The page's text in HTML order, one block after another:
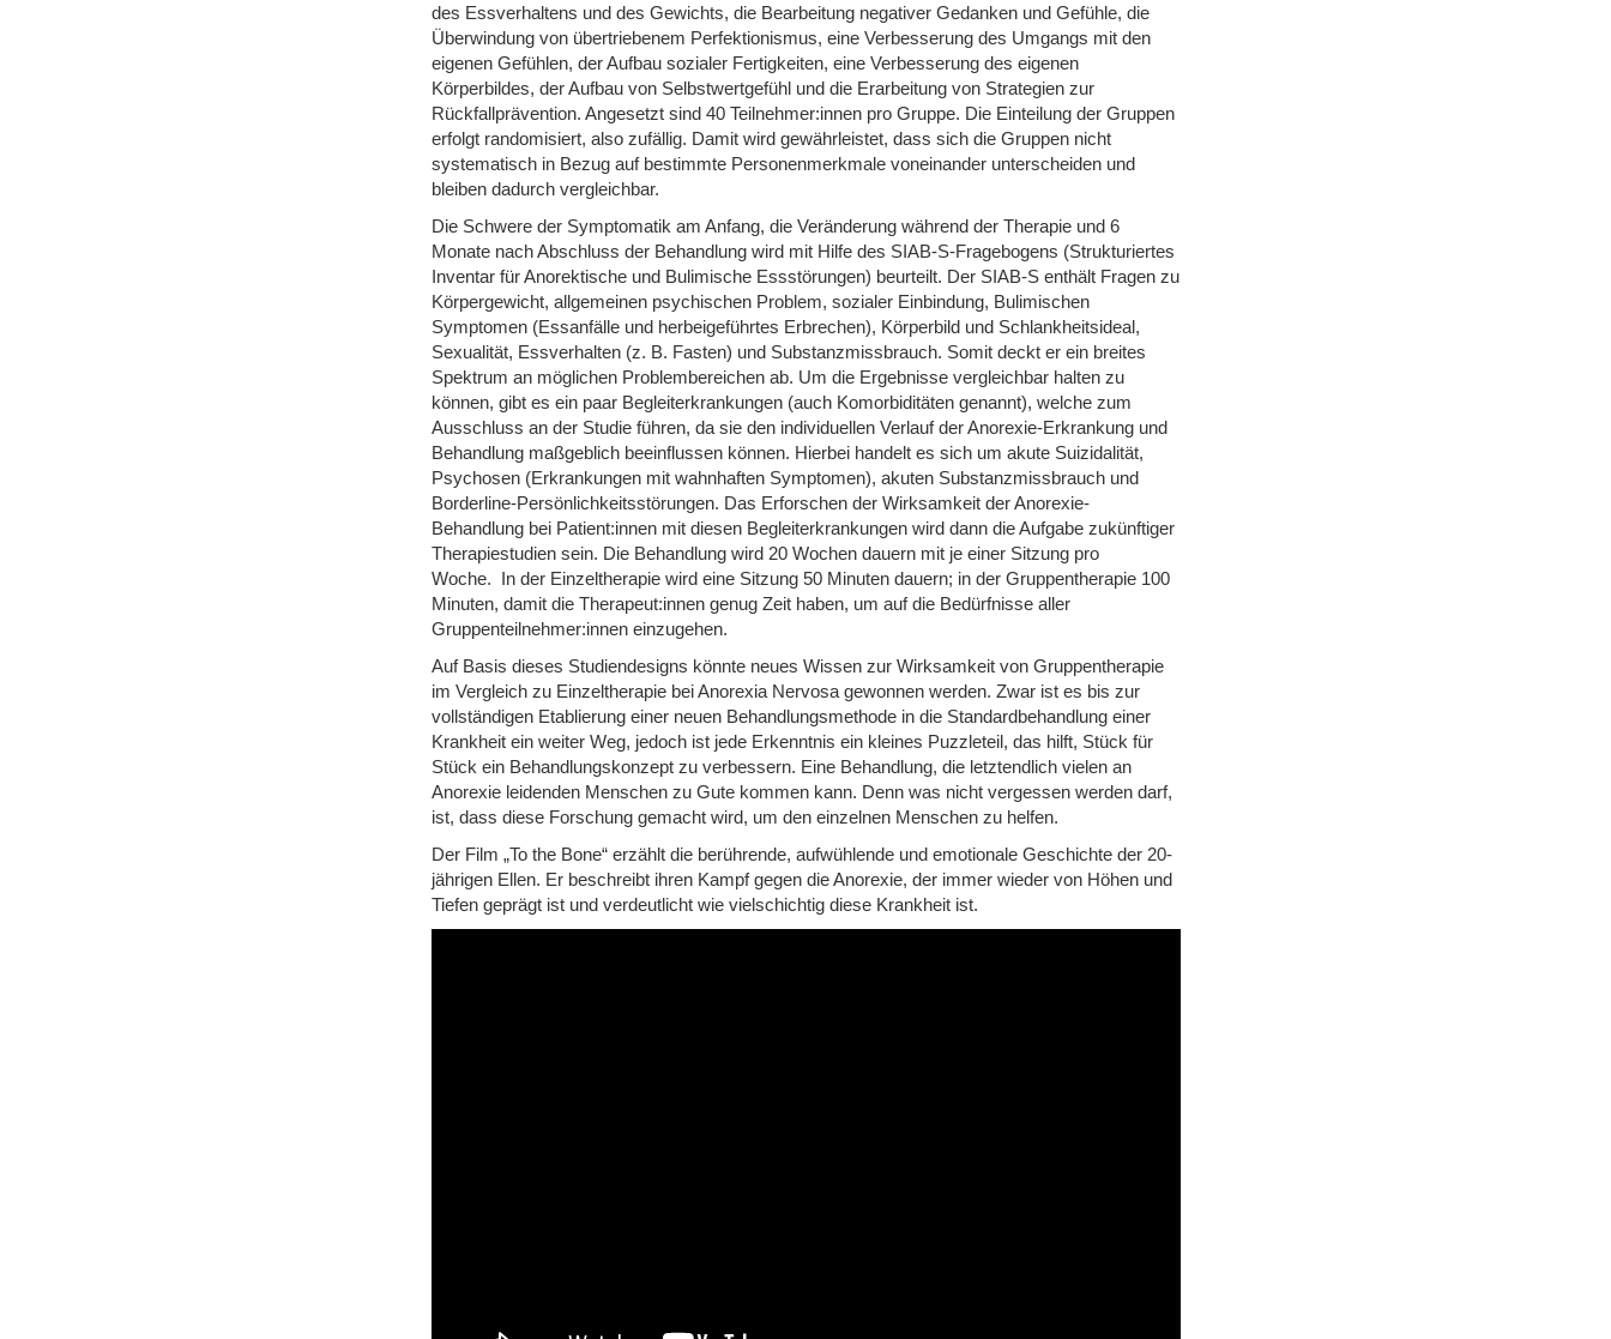
des Essverhaltens und des Gewichts, die Bearbeitung negativer Gedanken und Gefühle, die
Überwindung von übertriebenem Perfektionismus, eine Verbesserung des Umgangs mit den
eigenen Gefühlen, der Aufbau sozialer Fertigkeiten, eine Verbesserung des eigenen
Körperbildes, der Aufbau von Selbstwertgefühl und die Erarbeitung von Strategien zur
Rückfallprävention. Angesetzt sind 40 Teilnehmer:innen pro Gruppe. Die Einteilung der Gruppen
erfolgt randomisiert, also zufällig. Damit wird gewährleistet, dass sich die Gruppen nicht
systematisch in Bezug auf bestimmte Personenmerkmale voneinander unterscheiden und
bleiben dadurch vergleichbar.
Die Schwere der Symptomatik am Anfang, die Veränderung während der Therapie und 6
Monate nach Abschluss der Behandlung wird mit Hilfe des SIAB-S-Fragebogens (Strukturiertes
Inventar für Anorektische und Bulimische Essstörungen) beurteilt. Der SIAB-S enthält Fragen zu
Körpergewicht, allgemeinen psychischen Problem, sozialer Einbindung, Bulimischen
Symptomen (Essanfälle und herbeigeführtes Erbrechen), Körperbild und Schlankheitsideal,
Sexualität, Essverhalten (z. B. Fasten) und Substanzmissbrauch. Somit deckt er ein breites
Spektrum an möglichen Problembereichen ab. Um die Ergebnisse vergleichbar halten zu
können, gibt es ein paar Begleiterkrankungen (auch Komorbiditäten genannt), welche zum
Ausschluss an der Studie führen, da sie den individuellen Verlauf der Anorexie-Erkrankung und
Behandlung maßgeblich beeinflussen können. Hierbei handelt es sich um akute Suizidalität,
Psychosen (Erkrankungen mit wahnhaften Symptomen), akuten Substanzmissbrauch und
Borderline-Persönlichkeitsstörungen. Das Erforschen der Wirksamkeit der Anorexie-
Behandlung bei Patient:innen mit diesen Begleiterkrankungen wird dann die Aufgabe zukünftiger
Therapiestudien sein. Die Behandlung wird 20 Wochen dauern mit je einer Sitzung pro
Woche. In der Einzeltherapie wird eine Sitzung 50 Minuten dauern; in der Gruppentherapie 100
Minuten, damit die Therapeut:innen genug Zeit haben, um auf die Bedürfnisse aller
Gruppenteilnehmer:innen einzugehen.
Auf Basis dieses Studiendesigns könnte neues Wissen zur Wirksamkeit von Gruppentherapie
im Vergleich zu Einzeltherapie bei Anorexia Nervosa gewonnen werden. Zwar ist es bis zur
vollständigen Etablierung einer neuen Behandlungsmethode in die Standardbehandlung einer
Krankheit ein weiter Weg, jedoch ist jede Erkenntnis ein kleines Puzzleteil, das hilft, Stück für
Stück ein Behandlungskonzept zu verbessern. Eine Behandlung, die letztendlich vielen an
Anorexie leidenden Menschen zu Gute kommen kann. Denn was nicht vergessen werden darf,
ist, dass diese Forschung gemacht wird, um den einzelnen Menschen zu helfen.
Der Film „To the Bone“ erzählt die berührende, aufwühlende und emotionale Geschichte der 20-
jährigen Ellen. Er beschreibt ihren Kampf gegen die Anorexie, der immer wieder von Höhen und
Tiefen geprägt ist und verdeutlicht wie vielschichtig diese Krankheit ist.